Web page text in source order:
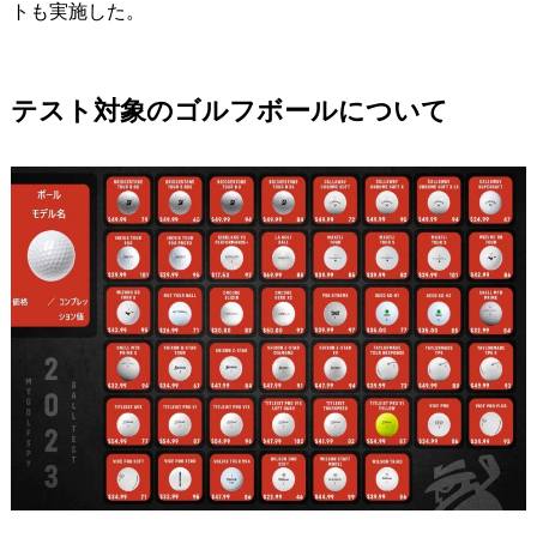
トも実施した。
テスト対象のゴルフボールについて